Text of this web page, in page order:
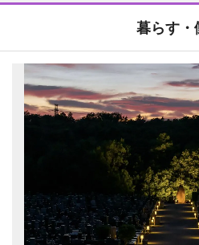
暮らす・